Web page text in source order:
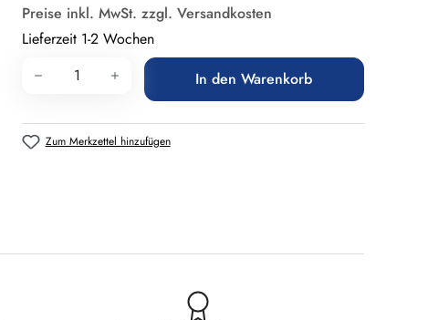
Preise inkl. MwSt. zzgl. Versandkosten
Lieferzeit 1-2 Wochen
Produkt Anzahl: Gib den gewünschten
In den Warenkorb
Zum Merkzettel hinzufügen